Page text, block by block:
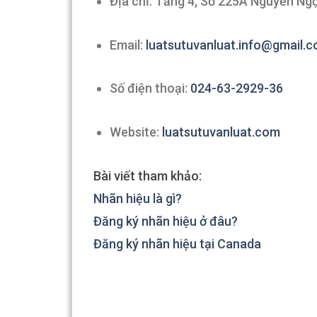
Email:
Số điện thoại: 024-63-2929-36
Website: luatsutuvanluat.com
Bài viết tham khảo:
Nhãn hiệu là gì?
Đăng ký nhãn hiệu ở đâu?
Đăng ký nhãn hiệu tại Canada